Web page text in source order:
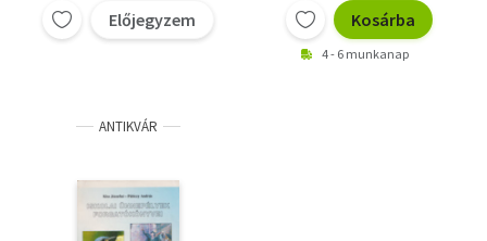
Előjegyzem Kosárba
4 - 6 munkanap
ANTIKVÁR